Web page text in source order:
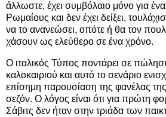
άλλωστε, έχει συμβόλαιο μόνο για
Ρωμαίους και δεν έχει δείξει,
να το ανανεώσει, οπότε ή θα τον
χάσουν ως ελεύθερο σε ένα χρόνο.
Ο ιταλικός Τύπος ποντάρει σε
καλοκαιριού και αυτό το σενάριο
επίσημη παρουσίαση της φανέλας της
σεζόν. Ο λόγος είναι ότι για πρώτη
Σάβιτς δεν ήταν στην τριάδα των